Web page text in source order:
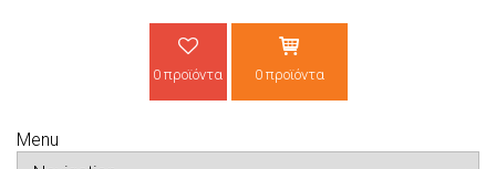
0 προϊόντα 0 προϊόντα
Menu